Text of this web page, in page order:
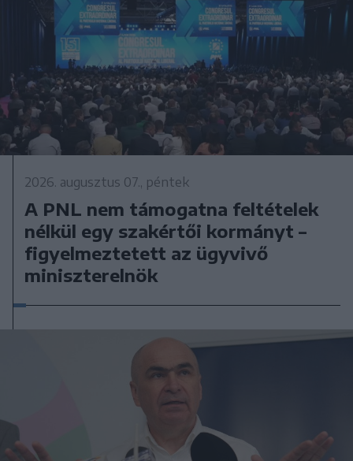
2026. augusztus 07., péntek
A PNL nem támogatna feltételek
nélkül egy szakértői kormányt –
figyelmeztetett az ügyvivő
miniszterelnök